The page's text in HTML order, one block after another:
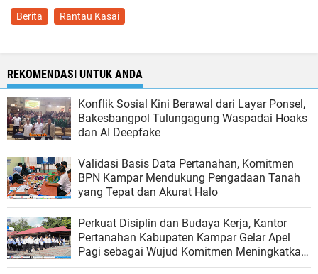
Berita Rantau Kasai
REKOMENDASI UNTUK ANDA
Konflik Sosial Kini Berawal dari Layar Ponsel,
Bakesbangpol Tulungagung Waspadai Hoaks
dan AI Deepfake
Validasi Basis Data Pertanahan, Komitmen
BPN Kampar Mendukung Pengadaan Tanah
yang Tepat dan Akurat Halo
Perkuat Disiplin dan Budaya Kerja, Kantor
Pertanahan Kabupaten Kampar Gelar Apel
Pagi sebagai Wujud Komitmen Meningkatkan
Kualitas Pelayanan